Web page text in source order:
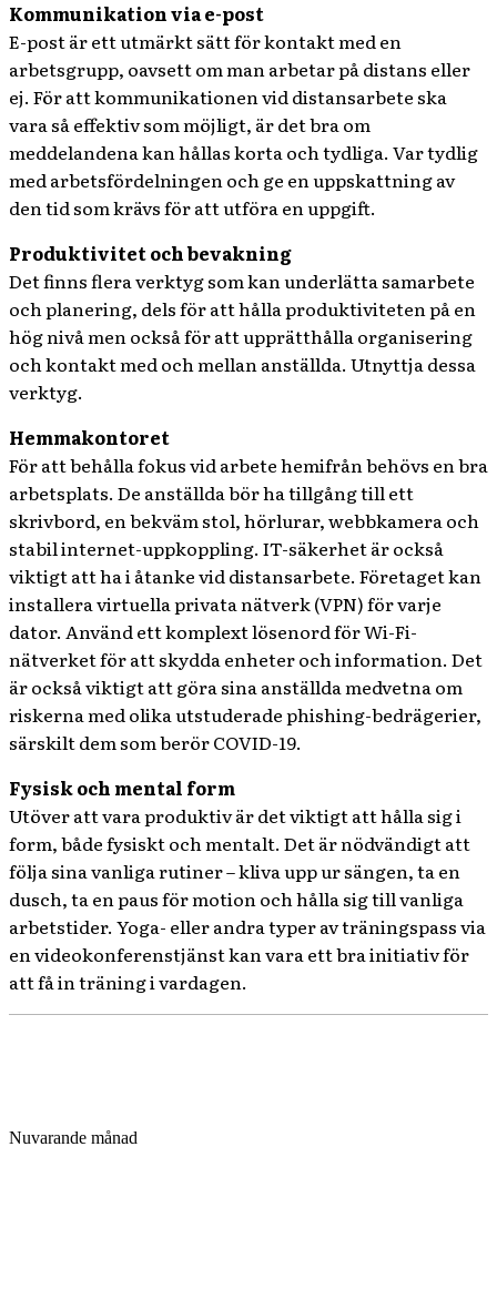
Kommunikation via e-post
E-post är ett utmärkt sätt för kontakt med en
arbetsgrupp, oavsett om man arbetar på distans eller
ej. För att kommunikationen vid distansarbete ska
vara så effektiv som möjligt, är det bra om
meddelandena kan hållas korta och tydliga. Var tydlig
med arbetsfördelningen och ge en uppskattning av
den tid som krävs för att utföra en uppgift.
Produktivitet och bevakning
Det finns flera verktyg som kan underlätta samarbete
och planering, dels för att hålla produktiviteten på en
hög nivå men också för att upprätthålla organisering
och kontakt med och mellan anställda. Utnyttja dessa
verktyg.
Hemmakontoret
För att behålla fokus vid arbete hemifrån behövs en bra
arbetsplats. De anställda bör ha tillgång till ett
skrivbord, en bekväm stol, hörlurar, webbkamera och
stabil internet-uppkoppling. IT-säkerhet är också
viktigt att ha i åtanke vid distansarbete. Företaget kan
installera virtuella privata nätverk (VPN) för varje
dator. Använd ett komplext lösenord för Wi-Fi-
nätverket för att skydda enheter och information. Det
är också viktigt att göra sina anställda medvetna om
riskerna med olika utstuderade phishing-bedrägerier,
särskilt dem som berör COVID-19.
Fysisk och mental form
Utöver att vara produktiv är det viktigt att hålla sig i
form, både fysiskt och mentalt. Det är nödvändigt att
följa sina vanliga rutiner – kliva upp ur sängen, ta en
dusch, ta en paus för motion och hålla sig till vanliga
arbetstider. Yoga- eller andra typer av träningspass via
en videokonferenstjänst kan vara ett bra initiativ för
att få in träning i vardagen.
Nuvarande månad